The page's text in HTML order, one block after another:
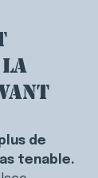
la
de
tenable.